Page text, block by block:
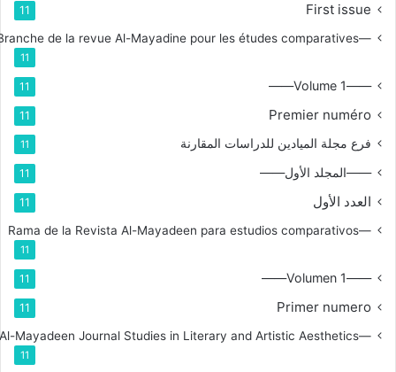
First issue
11
—Branche de la revue Al-Mayadine pour les études comparatives
11
——Volume 1——
11
Premier numéro
11
فرع مجلة الميادين للدراسات المقارنة 11
——المجلد الأول—— 11
العدد الأول 11
—Rama de la Revista Al-Mayadeen para estudios comparativos
11
——Volumen 1——
11
Primer numero
11
—Branch for Al-Mayadeen Journal Studies in Literary and Artistic Aesthetics
11